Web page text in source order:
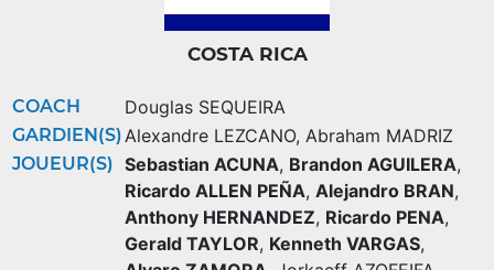
COSTA RICA
COACH Douglas SEQUEIRA
GARDIEN(S)Alexandre LEZCANO, Abraham MADRIZ
JOUEUR(S) Sebastian ACUNA, Brandon AGUILERA,
Ricardo ALLEN PEÑA, Alejandro BRAN,
Anthony HERNANDEZ, Ricardo PENA,
Gerald TAYLOR, Kenneth VARGAS,